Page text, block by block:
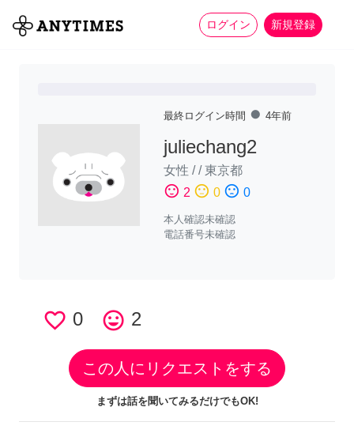
ログイン 新規登録
全て 家事 more_horiz
最終ログイン時間 fiber_manual_record 4年前
juliechang2
女性 //東京都
sentiment_satisfied 2 sentiment_neutral 0 sentiment_dissatisfied 0
本人確認未確認
電話番号未確認
favorite_border 0 tag_faces 2
この人にリクエストをする
まずは話を聞いてみるだけでもOK!